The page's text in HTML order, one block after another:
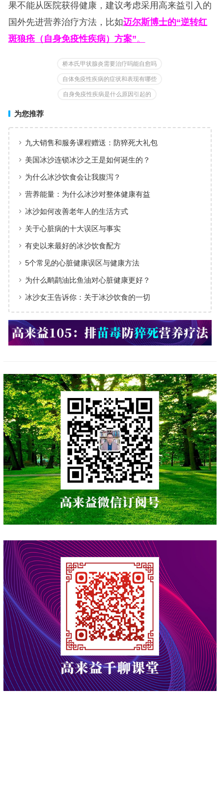
果不能从医院获得健康，建议考虑采用高来益引入的
国外先进营养治疗方法，比如迈尔斯博士的“逆转红
斑狼疮（自身免疫性疾病）方案”。
桥本氏甲状腺炎需要治疗吗能自愈吗
自体免疫性疾病的症状和表现有哪些
自身免疫性疾病是什么原因引起的
为您推荐
九大销售和服务课程赠送：防猝死大礼包
美国冰沙连锁冰沙之王是如何诞生的？
为什么冰沙饮食会让我腹泻？
营养能量：为什么冰沙对整体健康有益
冰沙如何改善老年人的生活方式
关于心脏病的十大误区与事实
有史以来最好的冰沙饮食配方
5个常见的心脏健康误区与健康方法
为什么鸸鹋油比鱼油对心脏健康更好？
冰沙女王告诉你：关于冰沙饮食的一切